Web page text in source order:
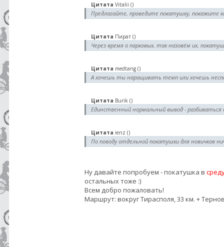
Цитата Vitalii ()
Предлагайте, проведите покатушку, покажите
Цитата Пират ()
Через время о парковых, так назовём их,
Цитата medtang ()
А хочешь ты наращивать темп или хочешь
Цитата Burik ()
Единственный нормальный вывод - разбиваться
Цитата ienz ()
По поводу отдельной покатушки для новичков
Ну давайте попробуем - покатушка в
остальных тоже :)
Всем добро пожаловать!
Маршрут: вокруг Тирасполя, 33 км. +